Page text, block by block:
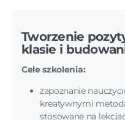
Tworzenie
klasie i
Cele szkolenia:
zapoznanie
kreatywnymi
stosowane na